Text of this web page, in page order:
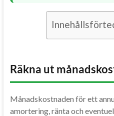
Räkna ut
Månadskostnaden för ett
amortering, ränta och